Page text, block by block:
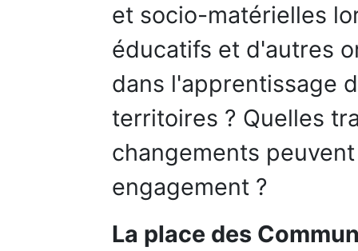
et socio-matérielles
éducatifs et d'autres
dans l'apprentissage
territoires ? Quelles
changements
engagement ?
La place des